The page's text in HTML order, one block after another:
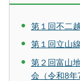
第１回不二
第１回立山
第２回富山
会（令和8年